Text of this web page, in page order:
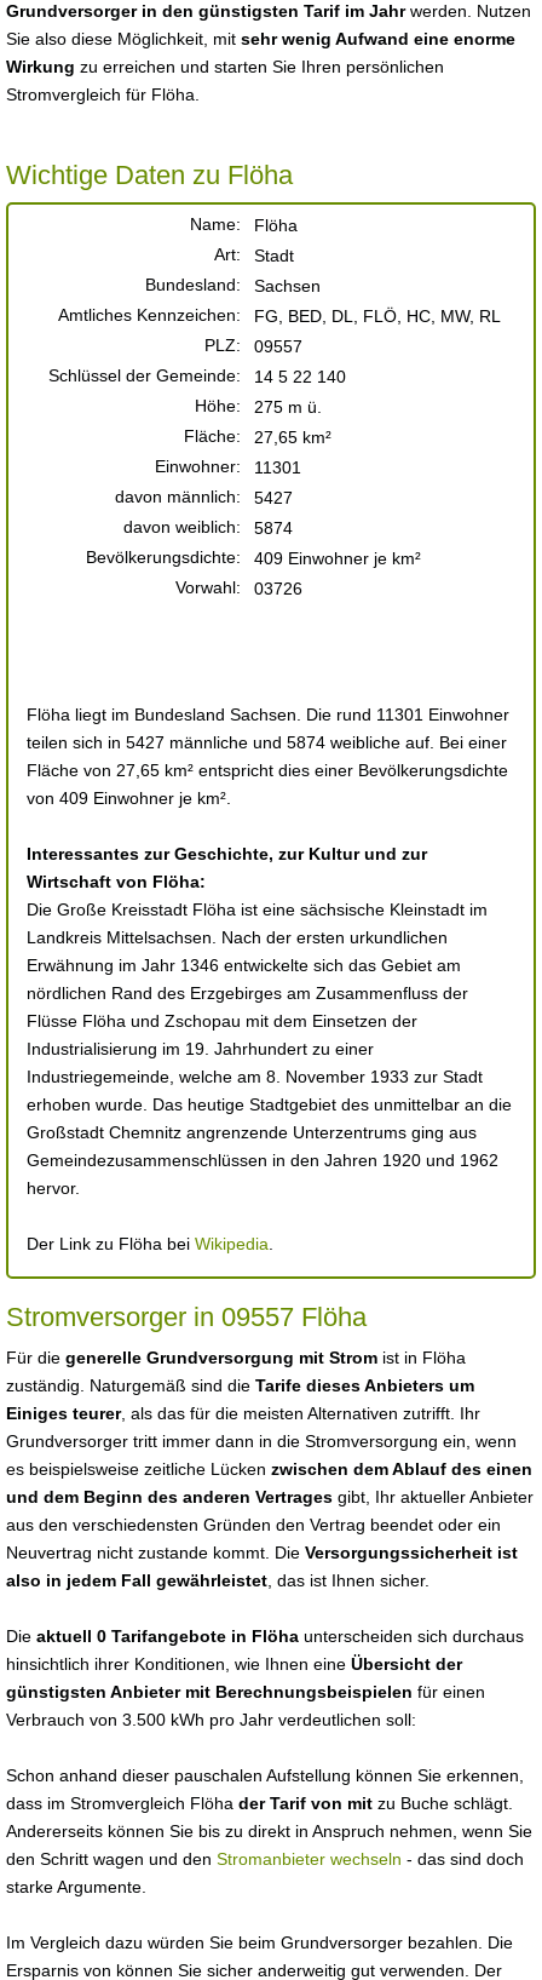
Grundversorger in den günstigsten Tarif im Jahrwerden. Nutzen
Sie also diese Möglichkeit, mit sehr wenig Aufwand eine enorme
Wirkung zu erreichen und starten Sie Ihren persönlichen
Stromvergleich für Flöha.
Wichtige Daten zu Flöha
Name:
Flöha
Art:
Stadt
Bundesland:
Sachsen
Amtliches Kennzeichen:
FG, BED, DL, FLÖ, HC, MW, RL
PLZ:
09557
Schlüssel der Gemeinde:
14 5 22 140
Höhe:
275 m ü.
Fläche:
27,65 km²
Einwohner:
11301
davon männlich:
5427
davon weiblich:
5874
Bevölkerungsdichte:
409 Einwohner je km²
Vorwahl:
03726
Flöha liegt im Bundesland Sachsen. Die rund 11301 Einwohner
teilen sich in 5427 männliche und 5874 weibliche auf. Bei einer
Fläche von 27,65 km² entspricht dies einer Bevölkerungsdichte
von 409 Einwohner je km².
Interessantes zur Geschichte, zur Kultur und zur
Wirtschaft von Flöha:
Die Große Kreisstadt Flöha ist eine sächsische Kleinstadt im
Landkreis Mittelsachsen. Nach der ersten urkundlichen
Erwähnung im Jahr 1346 entwickelte sich das Gebiet am
nördlichen Rand des Erzgebirges am Zusammenfluss der
Flüsse Flöha und Zschopau mit dem Einsetzen der
Industrialisierung im 19. Jahrhundert zu einer
Industriegemeinde, welche am 8. November 1933 zur Stadt
erhoben wurde. Das heutige Stadtgebiet des unmittelbar an die
Großstadt Chemnitz angrenzende Unterzentrums ging aus
Gemeindezusammenschlüssen in den Jahren 1920 und 1962
hervor.
Der Link zu Flöha bei Wikipedia
Stromversorger in 09557 Flöha
Für die generelle Grundversorgung mit Strom ist in Flöha
zuständig. Naturgemäß sind die Tarife dieses Anbieters um
Einiges teurer, als das für die meisten Alternativen zutrifft. Ihr
Grundversorger tritt immer dann in die Stromversorgung ein, wenn
es beispielsweise zeitliche Lücken zwischen dem Ablauf des einen
und dem Beginn des anderen Vertrages gibt, Ihr aktueller Anbieter
aus den verschiedensten Gründen den Vertrag beendet oder ein
Neuvertrag nicht zustande kommt. Die Versorgungssicherheit ist
also in jedem Fall gewährleistet , das ist Ihnen sicher.
Die aktuell 0 Tarifangebote in Flöha unterscheiden sich durchaus
hinsichtlich ihrer Konditionen, wie Ihnen eine Übersicht der
günstigsten Anbieter mit Berechnungsbeispielen für einen
Verbrauch von 3.500 kWh pro Jahr verdeutlichen soll:
Schon anhand dieser pauschalen Aufstellung können Sie erkennen,
dass im Stromvergleich Flöha der Tarif von mit zu Buche schlägt.
Andererseits können Sie bis zu direkt in Anspruch nehmen, wenn Sie
den Schritt wagen und den Stromanbieter wechseln - das sind doch
starke Argumente.
Im Vergleich dazu würden Sie beim Grundversorger bezahlen. Die
Ersparnis von können Sie sicher anderweitig gut verwenden. Der